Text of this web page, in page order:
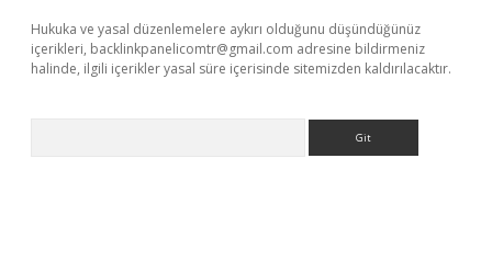
Hukuka ve yasal düzenlemelere aykırı olduğunu düşündüğünüz
içerikleri, backlinkpanelicomtr@gmail.com adresine bildirmeniz
halinde, ilgili içerikler yasal süre içerisinde sitemizden kaldırılacaktır.